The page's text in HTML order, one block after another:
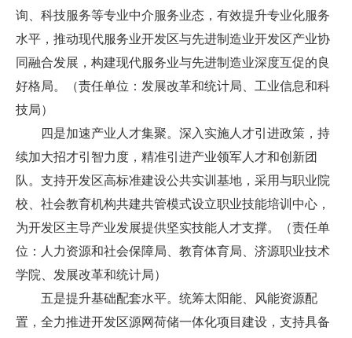
询、科技服务等专业中介服务业态，有效提升专业化服务
水平，推动现代服务业开发区与先进制造业开发区产业协
同融合发展，构建现代服务业与先进制造业深度互促的良
好格局。（责任单位：发展改革和统计局、工业信息和科
技局）
四是加速产业人才集聚。深入实施人才引进政策，持
续加大招才引智力度，精准引进产业领军人才和创新团
队。支持开发区高标准建设公共实训基地，采用与职业院
校、社会教育机构共建共管模式设立职业技能培训中心，
为开发区主导产业发展提供坚实技能人才支撑。（责任单
位：人力资源和社会保障局、教育体育局、济源职业技术
学院、发展改革和统计局）
五是提升基础配套水平。统筹太阳能、风能资源配
置，全力推进开发区源网荷储一体化项目建设，支持具备